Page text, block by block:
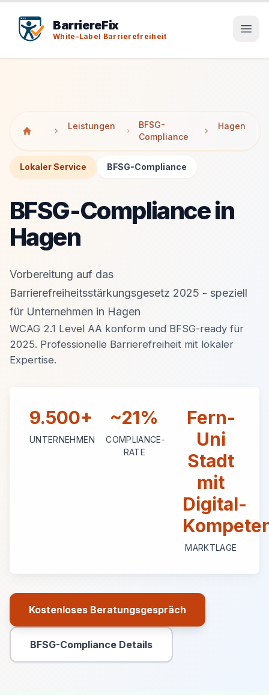
BarriereFix
White-Label Barrierefreiheit
Leistungen
BFSG-
Compliance
Hagen
Lokaler Service BFSG-Compliance
BFSG-Compliance in
Hagen
Vorbereitung auf das
Barrierefreiheitsstärkungsgesetz 2025 - speziell
für Unternehmen in Hagen
WCAG 2.1 Level AA konform und BFSG-ready für
2025. Professionelle Barrierefreiheit mit lokaler
Expertise.
9.500+
UNTERNEHMEN
~21%
COMPLIANCE-
RATE
Fern-
Uni
Stadt
mit
Digital-
MARKTLAGE
Kostenloses Beratungsgespräch
Primäre Aktion
BFSG-Compliance Details
Sekundäre Aktion